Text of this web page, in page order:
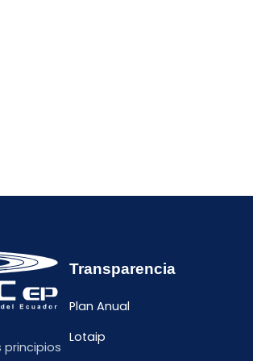
principios
Transparencia
Plan Anual
Lotaip